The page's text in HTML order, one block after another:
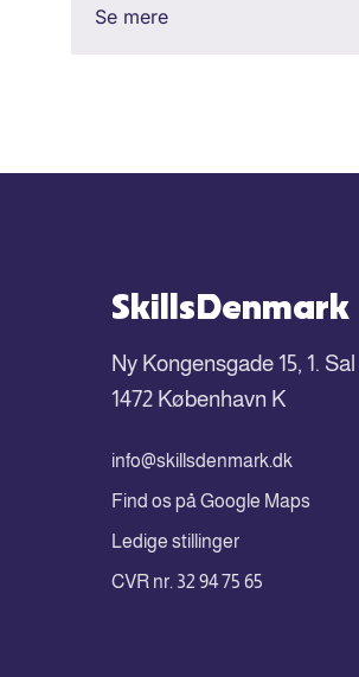
Se mere
SkillsDenmark
Ny Kongensgade 15, 1. Sal
1472 København K
info@skillsdenmark.dk
Find os på Google Maps
Ledige stillinger
CVR nr. 32 94 75 65